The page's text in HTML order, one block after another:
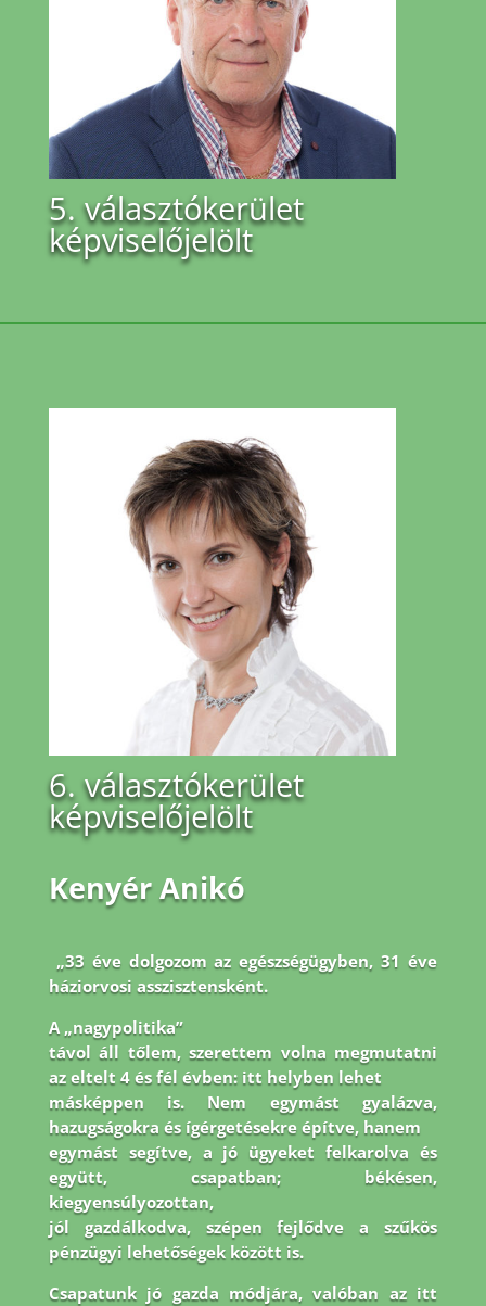
5. választókerület
képviselőjelölt
6. választókerület
képviselőjelölt
Kenyér Anikó
„33 éve dolgozom az egészségügyben, 31 éve
háziorvosi asszisztensként.
A „nagypolitika”
távol áll tőlem, szerettem volna megmutatni
az eltelt 4 és fél évben: itt helyben lehet
másképpen is. Nem egymást gyalázva,
hazugságokra és ígérgetésekre építve, hanem
egymást segítve, a jó ügyeket felkarolva és
együtt, csapatban; békésen,
kiegyensúlyozottan,
jól gazdálkodva, szépen fejlődve a szűkös
pénzügyi lehetőségek között is.
Csapatunk jó gazda módjára, valóban az itt